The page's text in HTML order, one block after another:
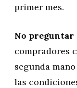
primer mes.
No
compradores
segunda
las